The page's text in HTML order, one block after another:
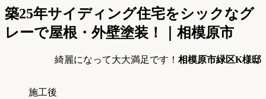
築25年サイディング住宅をシックなグ
レーで屋根・外壁塗装！｜相模原市
綺麗になって大大満足です！ 相模原市緑区K様邸
施工後